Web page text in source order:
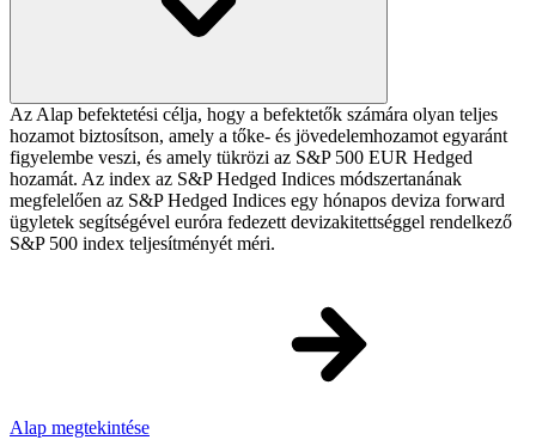
Az Alap befektetési célja, hogy a befektetők számára olyan teljes
hozamot biztosítson, amely a tőke- és jövedelemhozamot egyaránt
figyelembe veszi, és amely tükrözi az S&P 500 EUR Hedged
hozamát. Az index az S&P Hedged Indices módszertanának
megfelelően az S&P Hedged Indices egy hónapos deviza forward
ügyletek segítségével euróra fedezett devizakitettséggel rendelkező
S&P 500 index teljesítményét méri.
Alap megtekintése